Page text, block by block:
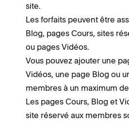
site.
Les forfaits peuvent être
Blog, pages Cours, sites
ou pages Vidéos.
Vous pouvez ajouter une
Vidéos, une page Blog ou
membres à un maximum
Les pages Cours, Blog et
site réservé aux membres